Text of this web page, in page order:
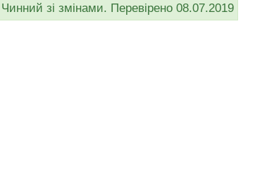
Чинний зі змінами. Перевірено 08.07.2019